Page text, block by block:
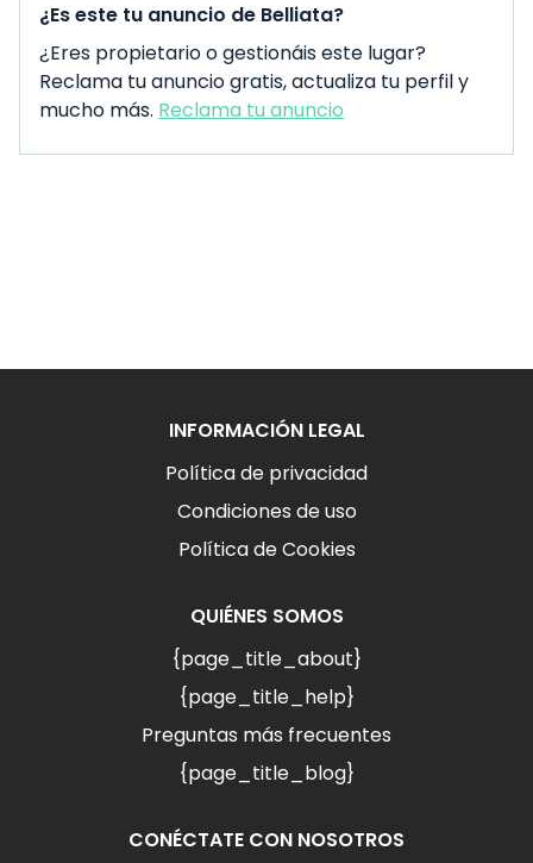
¿Es este tu anuncio de Belliata?
¿Eres propietario o gestionáis este lugar?
Reclama tu anuncio gratis, actualiza tu perfil y
mucho más. Reclama tu anuncio
INFORMACIÓN LEGAL
Política de privacidad
Condiciones de uso
Política de Cookies
QUIÉNES SOMOS
{page_title_about}
{page_title_help}
Preguntas más frecuentes
{page_title_blog}
CONÉCTATE CON NOSOTROS